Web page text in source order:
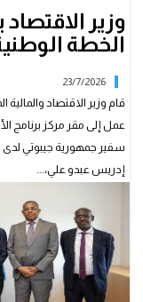
وزير
الخطة الوطنية
23/7/2026
قام وزير الاقتصاد
عمل إلى مقر مركز برنامج
سفير جمهورية جيبوتي لدى
إدريس عبدو علي،...